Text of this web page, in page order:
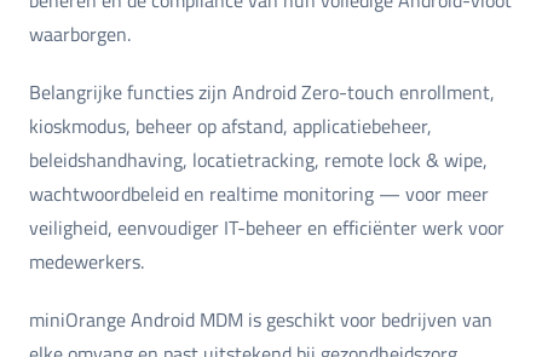
waarborgen.
Belangrijke functies zijn Android Zero-touch enrollment,
kioskmodus, beheer op afstand, applicatiebeheer,
beleidshandhaving, locatietracking, remote lock & wipe,
wachtwoordbeleid en realtime monitoring — voor meer
veiligheid, eenvoudiger IT-beheer en efficiënter werk voor
medewerkers.
miniOrange Android MDM is geschikt voor bedrijven van